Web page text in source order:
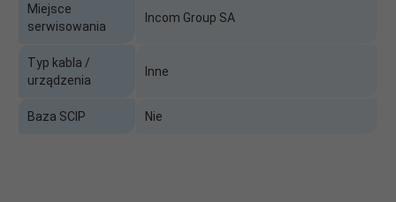
Miejsce
serwisowania
Incom Group SA
Typ kabla /
urządzenia
Inne
Baza SCIP Nie